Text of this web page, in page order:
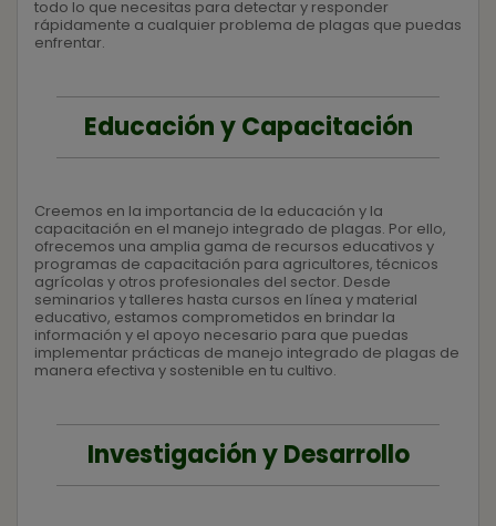
todo lo que necesitas para detectar y responder
rápidamente a cualquier problema de plagas que puedas
enfrentar.
Educación y Capacitación
Creemos en la importancia de la educación y la
capacitación en el manejo integrado de plagas. Por ello,
ofrecemos una amplia gama de recursos educativos y
programas de capacitación para agricultores, técnicos
agrícolas y otros profesionales del sector. Desde
seminarios y talleres hasta cursos en línea y material
educativo, estamos comprometidos en brindar la
información y el apoyo necesario para que puedas
implementar prácticas de manejo integrado de plagas de
manera efectiva y sostenible en tu cultivo.
Investigación y Desarrollo